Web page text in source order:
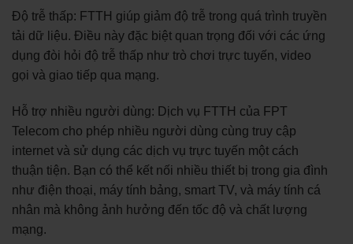
Độ trễ thấp: FTTH giúp giảm độ trễ trong quá trình truyền
tải dữ liệu. Điều này đặc biệt quan trọng đối với các ứng
dụng đòi hỏi độ trễ thấp như trò chơi trực tuyến, video
gọi và giao tiếp qua mạng.
Hỗ trợ nhiều người dùng: Dịch vụ FTTH của FPT
Telecom cho phép nhiều người dùng cùng truy cập
internet và sử dụng các dịch vụ trực tuyến một cách
thuận tiện. Bạn có thể kết nối nhiều thiết bị trong gia đình
như điện thoại, máy tính bảng, smart TV, và máy tính cá
nhân mà không ảnh hưởng đến tốc độ và chất lượng
mạng.